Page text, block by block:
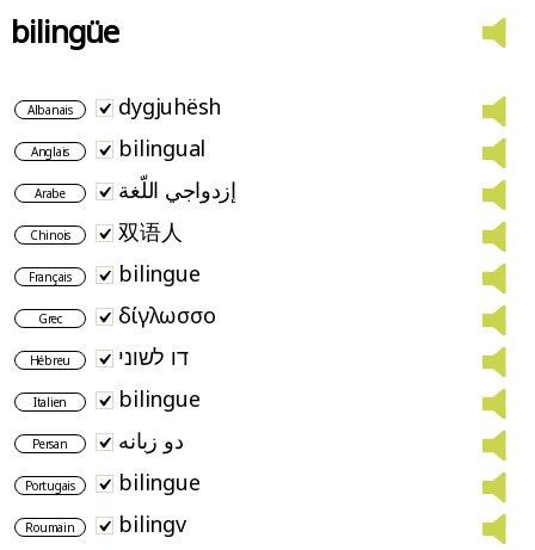
bilingüe
Albanais dygjuhësh
Anglais bilingual
Arabe إزدواجي اللّغة
Chinois 双语人
Français bilingue
Grec δίγλωσσο
Hébreu דו לשוני
Italien bilingue
Persan دو زبانه
Portugais bilingue
Roumain bilingv